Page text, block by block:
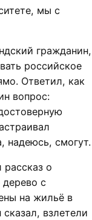
мы с
гражданин,
российское
Ответил, как
вопрос:
надеюсь, смогут.
о
дерево с
на жильё в
взлетели